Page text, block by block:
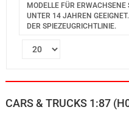
MODELLE FÜR
UNTER 14 JAHREN
DER SPIEZEUGRICHTLINIE.
CARS & TRUCKS 1:87